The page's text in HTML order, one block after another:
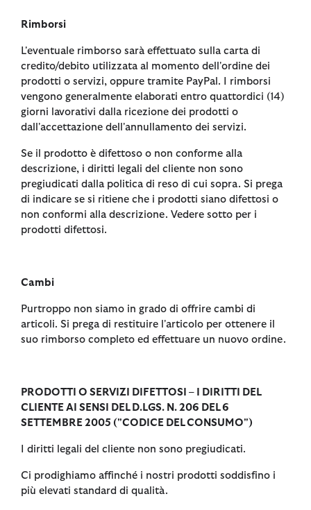
Rimborsi
L'eventuale rimborso sarà effettuato sulla carta di
credito/debito utilizzata al momento dell'ordine dei
prodotti o servizi, oppure tramite PayPal. I rimborsi
vengono generalmente elaborati entro quattordici (14)
giorni lavorativi dalla ricezione dei prodotti o
dall'accettazione dell'annullamento dei servizi.
Se il prodotto è difettoso o non conforme alla
descrizione, i diritti legali del cliente non sono
pregiudicati dalla politica di reso di cui sopra. Si prega
di indicare se si ritiene che i prodotti siano difettosi o
non conformi alla descrizione. Vedere sotto per i
prodotti difettosi.
Cambi
Purtroppo non siamo in grado di offrire cambi di
articoli. Si prega di restituire l'articolo per ottenere il
suo rimborso completo ed effettuare un nuovo ordine.
PRODOTTI O SERVIZI DIFETTOSI – I DIRITTI DEL
CLIENTE AI SENSI DEL D.LGS. N. 206 DEL 6
SETTEMBRE 2005 ("CODICE DEL CONSUMO")
I diritti legali del cliente non sono pregiudicati.
Ci prodighiamo affinché i nostri prodotti soddisfino i
più elevati standard di qualità.